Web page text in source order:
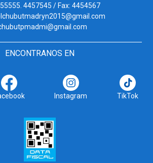
4457545 / Fax: 4454567
ENCONTRANOS EN
Instagram TikTok